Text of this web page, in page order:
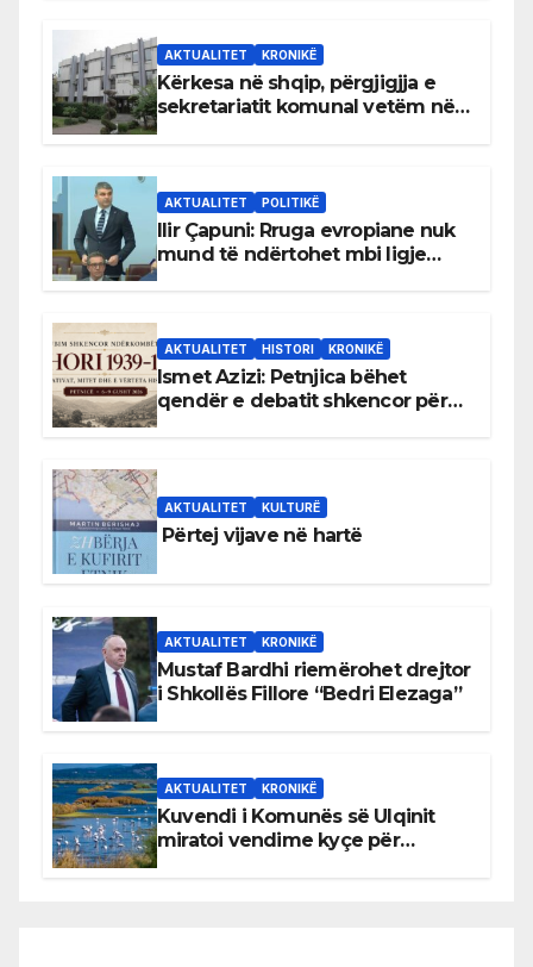
AKTUALITET KRONIKË
Kërkesa në shqip, përgjigjja e
sekretariatit komunal vetëm në
AKTUALITET POLITIKË
Ilir Çapuni: Rruga evropiane nuk
mund të ndërtohet mbi ligje
AKTUALITET HISTORI KRONIKË
Ismet Azizi: Petnjica bëhet
qendër e debatit shkencor për
AKTUALITET KULTURË
Përtej vijave në hartë
AKTUALITET KRONIKË
Mustaf Bardhi riemërohet drejtor
i Shkollës Fillore “Bedri Elezaga”
AKTUALITET KRONIKË
Kuvendi i Komunës së Ulqinit
miratoi vendime kyçe për